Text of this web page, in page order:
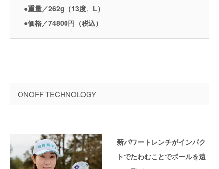
●重量／262g（13度、L）
●価格／74800円（税込）
ONOFF TECHNOLOGY
新パワートレンチがインパク
トでたわむことでボールを遠